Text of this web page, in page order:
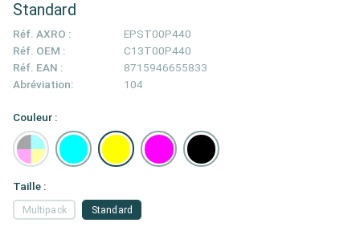
Standard
Réf. AXRO :
EPST00P440
Réf. OEM :
C13T00P440
Réf. EAN :
8715946655833
Abréviation:
104
Couleur :
Taille :
Multipack Standard